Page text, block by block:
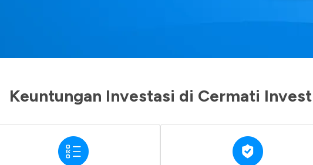
Keuntungan Investasi di Cermati Invest